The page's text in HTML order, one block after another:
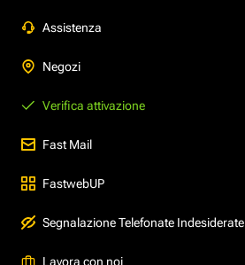
Assistenza
Negozi
Verifica attivazione
Fast Mail
FastwebUP
Segnalazione Telefonate Indesiderate
Lavora con noi